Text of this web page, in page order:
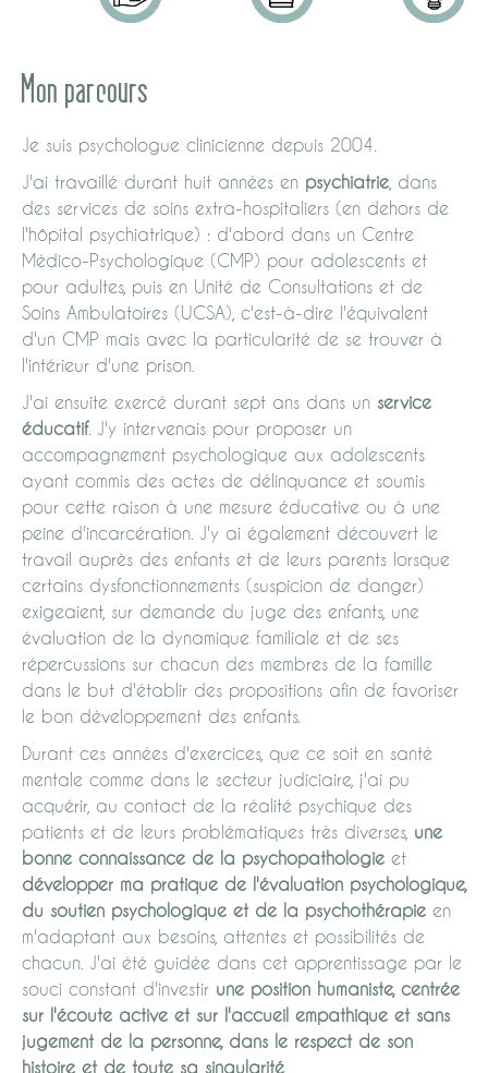
Mon parcours
Je suis psychologue clinicienne depuis 2004.
J'ai travaillé durant huit années en psychiatrie , dans
des services de soins extra-hospitaliers (en dehors de
l'hôpital psychiatrique) : d'abord dans un Centre
Médico-Psychologique (CMP) pour adolescents et
pour adultes, puis en Unité de Consultations et de
Soins Ambulatoires (UCSA), c'est-à-dire l'équivalent
d'un CMP mais avec la particularité de se trouver à
l'intérieur d'une prison.
J'ai ensuite exercé durant sept ans dans un service
éducatif. J'y intervenais pour proposer un
accompagnement psychologique aux adolescents
ayant commis des actes de délinquance et soumis
pour cette raison à une mesure éducative ou à une
peine d'incarcération. J'y ai également découvert le
travail auprès des enfants et de leurs parents lorsque
certains dysfonctionnements (suspicion de danger)
exigeaient, sur demande du juge des enfants, une
évaluation de la dynamique familiale et de ses
répercussions sur chacun des membres de la famille
dans le but d'établir des propositions afin de favoriser
le bon développement des enfants.
Durant ces années d'exercices, que ce soit en santé
mentale comme dans le secteur judiciaire, j'ai pu
acquérir, au contact de la réalité psychique des
patients et de leurs problématiques très diverses, une
bonne connaissance de la psychopathologie et
développer ma pratique de l'évaluation psychologique,
du soutien psychologique et de la psychothérapie en
m'adaptant aux besoins, attentes et possibilités de
chacun. J'ai été guidée dans cet apprentissage par le
souci constant d'investir une position humaniste, centrée
sur l'écoute active et sur l'accueil empathique et sans
jugement de la personne, dans le respect de son
histoire et de toute sa singularité